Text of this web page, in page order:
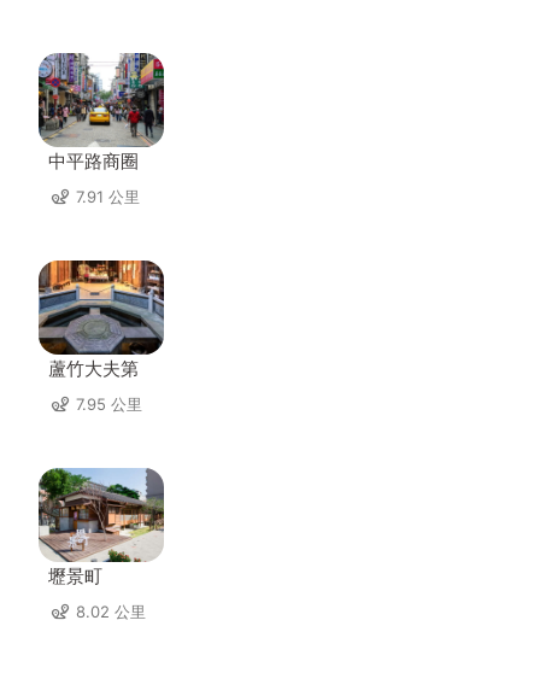
中平路商圈
7.91 公里
蘆竹大夫第
7.95 公里
壢景町
8.02 公里